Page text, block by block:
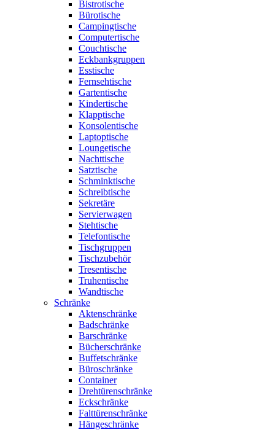
Bistrotische
Bürotische
Campingtische
Computertische
Couchtische
Eckbankgruppen
Esstische
Fernsehtische
Gartentische
Kindertische
Klapptische
Konsolentische
Laptoptische
Loungetische
Nachttische
Satztische
Schminktische
Schreibtische
Sekretäre
Servierwagen
Stehtische
Telefontische
Tischgruppen
Tischzubehör
Tresentische
Truhentische
Wandtische
Schränke
Aktenschränke
Badschränke
Barschränke
Bücherschränke
Buffetschränke
Büroschränke
Container
Drehtürenschränke
Eckschränke
Falttürenschränke
Hängeschränke